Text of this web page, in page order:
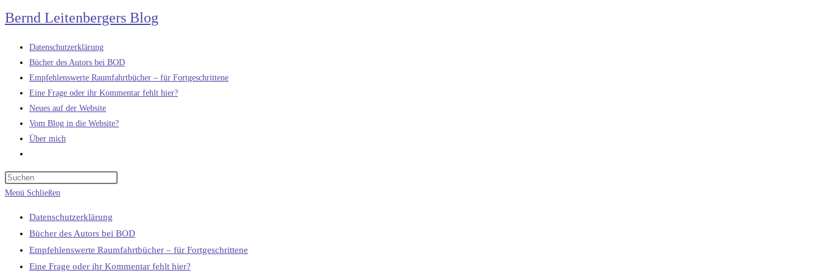
Zum
Inhalt
springen
Bernd Leitenbergers Blog
Datenschutzerklärung
Bücher des Autors bei BOD
Empfehlenswerte Raumfahrtbücher – für Fortgeschrittene
Eine Frage oder ihr Kommentar fehlt hier?
Neues auf der Website
Vom Blog in die Website?
Über mich
umschalten
Menü Schließen
Datenschutzerklärung
Bücher des Autors bei BOD
Empfehlenswerte Raumfahrtbücher – für Fortgeschrittene
Eine Frage oder ihr Kommentar fehlt hier?